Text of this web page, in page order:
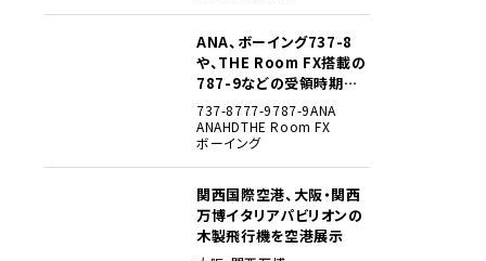
ANA、ボーイング737-8
や、THE Room FX搭載の
787-9などの受領時期見
込みを明らかに
737-8777-9787-9ANA
ANAHDTHE Room FX
ボーイング
関西国際空港、大阪・関西
万博イタリアパビリオンの
木製飛行機を空港展示